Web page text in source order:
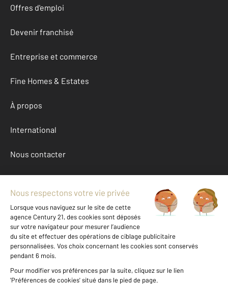
Offres d'emploi
Devenir franchisé
Entreprise et commerce
Fine Homes & Estates
À propos
International
Nous contacter
Mentions légales & CGU et Barèmes d'honoraires
Données personnelles
Gestionnaire des cookies
Achat maison autour de GISORS (27140)